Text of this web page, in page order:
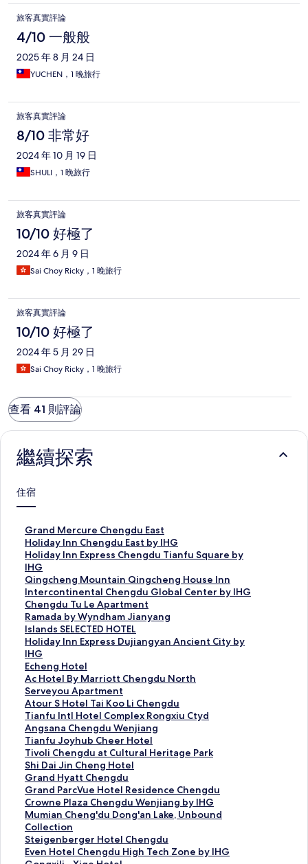
旅客真實評論
4/10 一般般
2025 年 8 月 24 日
YUCHEN，1 晚旅行
旅客真實評論
8/10 非常好
2024 年 10 月 19 日
SHULI，1 晚旅行
旅客真實評論
10/10 好極了
2024 年 6 月 9 日
Sai Choy Ricky，1 晚旅行
旅客真實評論
10/10 好極了
2024 年 5 月 29 日
Sai Choy Ricky，1 晚旅行
查看 41 則評論
繼續探索
住宿
Grand Mercure Chengdu East
G
r
a
n
d
M
e
r
c
u
r
e
C
h
e
n
g
d
u
E
a
s
t
的
連
結
Holiday Inn Chengdu East by IHG
H
o
l
i
d
a
y
I
n
n
C
h
e
n
g
d
u
E
a
s
t
b
y
I
H
G
Holiday Inn Express Chengdu Tianfu Square by
IHG
H
o
l
i
d
a
y
I
n
n
E
x
p
r
e
s
s
C
h
e
n
g
d
u
T
Qingcheng Mountain Qingcheng House Inn
Q
i
n
g
c
h
e
n
g
M
o
u
n
t
a
i
n
Q
i
n
g
c
h
Intercontinental Chengdu Global Center by IHG
I
n
t
e
r
c
o
n
t
i
n
e
n
t
a
l
C
h
e
n
g
d
Chengdu Tu Le Apartment
C
h
e
n
g
d
u
T
u
L
e
A
p
a
r
t
m
e
n
t
的
Ramada by Wyndham Jianyang
R
a
m
a
d
a
b
y
W
y
n
d
h
a
m
J
i
a
n
y
Islands SELECTED HOTEL
I
s
l
a
n
d
s
S
E
L
E
C
T
E
D
H
O
T
E
Holiday Inn Express Dujiangyan Ancient City by
IHG
H
o
l
i
d
a
y
I
n
n
E
x
p
r
e
s
s
D
Echeng Hotel
E
c
h
e
n
g
H
o
t
e
l
的
連
結
Ac Hotel By Marriott Chengdu North
A
c
H
o
t
e
l
B
y
M
a
r
r
i
o
Serveyou Apartment
S
e
r
v
e
y
o
u
A
p
a
r
t
m
Atour S Hotel Tai Koo Li Chengdu
A
t
o
u
r
S
H
o
t
e
l
T
a
Tianfu Intl Hotel Complex Rongxiu Ctyd
T
i
a
n
f
u
I
n
t
l
H
o
Angsana Chengdu Wenjiang
A
n
g
s
a
n
a
C
h
e
n
Tianfu Joyhub Cheer Hotel
T
i
a
n
f
u
J
o
y
h
Tivoli Chengdu at Cultural Heritage Park
T
i
v
o
l
i
C
h
e
Shi Dai Jin Cheng Hotel
S
h
i
D
a
i
J
i
Grand Hyatt Chengdu
G
r
a
n
d
H
y
Grand ParcVue Hotel Residence Chengdu
G
r
a
n
d
P
Crowne Plaza Chengdu Wenjiang by IHG
C
r
o
w
n
Mumian Cheng'du Dong'an Lake, Unbound
Collection
M
u
m
i
Steigenberger Hotel Chengdu
S
tEven Hotel Chengdu High Tech Zone by IHG
E